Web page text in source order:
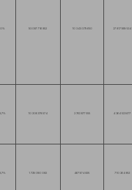
93 087 716 852 10 343 079 650 27 817 999 534
10 208 378 574 2 762 877 555 4 364 523 677
1 729 090 082 467 974 825 710 264 852